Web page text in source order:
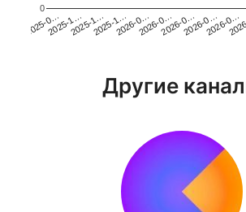
2025-0…2025-1…2025-1…2025-1…2026-0…2026-0…2026-0…2026-0…2026-0…
0
Другие